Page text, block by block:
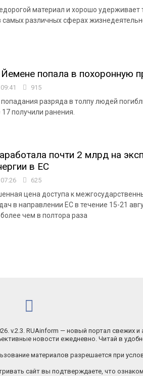
материал и хорошо удерживает
самых различных сферах
попала в похоронную
915
попадания разряда в толпу людей
получили ранения.
почти 2 млрд на
в ЕС
625
цена доступа к
в направлении ЕС в течение 15-21
чем в полтора раза
v.2.3. RUAinform — новый портал свежих
новости ежедневно. Читай в
материалов разрешается при
сайт вы подтверждаете, что